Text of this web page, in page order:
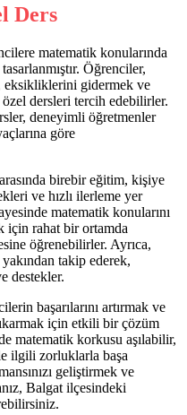
Ders
matematik konularında
Öğrenciler,
eksikliklerini gidermek ve
dersleri tercih edebilirler.
deneyimli öğretmenler
göre
birebir eğitim, kişiye
ve hızlı ilerleme yer
matematik konularını
için rahat bir ortamda
öğrenebilirler. Ayrıca,
takip ederek,
destekler.
başarılarını artırmak ve
için etkili bir çözüm
matematik korkusu aşılabilir,
ilgili zorluklarla başa
geliştirmek ve
Balgat ilçesindeki